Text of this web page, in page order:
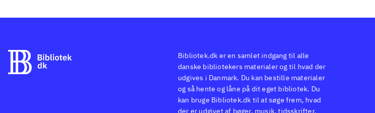
Bibliotek.dk er en samlet indgang til alle
danske bibliotekers materialer og til hvad der
udgives i Danmark. Du kan bestille materialer
og så hente og låne på dit eget bibliotek. Du
kan bruge Bibliotek.dk til at søge frem, hvad
der er udgivet af bøger, musik, tidsskrifter,